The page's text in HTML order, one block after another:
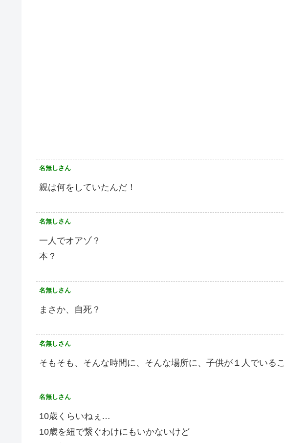
名無しさん
親は何をしていたんだ！
名無しさん
一人でオアゾ？
本？
名無しさん
まさか、自死？
名無しさん
そもそも、そんな時間に、そんな場所に、子供が１人でいる
名無しさん
10歳くらいねぇ…
10歳を紐で繋ぐわけにもいかないけど